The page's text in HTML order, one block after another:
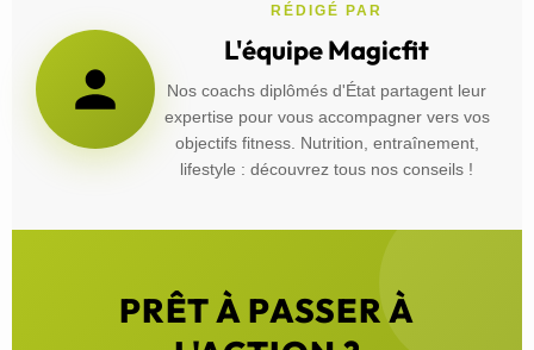
RÉDIGÉ PAR
L'équipe Magicfit
Nos coachs diplômés d'État partagent leur
expertise pour vous accompagner vers vos
objectifs fitness. Nutrition, entraînement,
lifestyle : découvrez tous nos conseils !
PRÊT À PASSER À